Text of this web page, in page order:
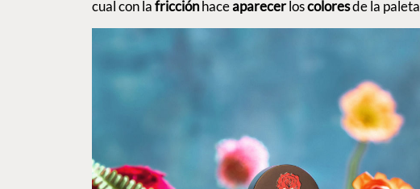
cual con lafricciónhaceaparecerloscoloresde la paleta